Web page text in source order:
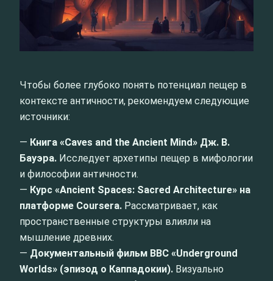
Чтобы более глубоко понять потенциал пещер в
контексте античности, рекомендуем следующие
источники:
— Книга «Caves and the Ancient Mind» Дж. В.
Бауэра. Исследует архетипы пещер в мифологии
и философии античности.
— Курс «Ancient Spaces: Sacred Architecture» на
платформе Coursera. Рассматривает, как
пространственные структуры влияли на
мышление древних.
— Документальный фильм BBC «Underground
Worlds» (эпизод о Каппадокии). Визуально